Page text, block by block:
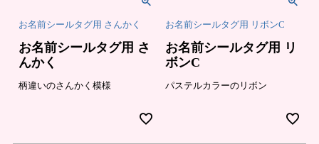
お名前シールタグ用 さんかく
お名前シールタグ用 さ
んかく
柄違いのさんかく模様
お名前シールタグ用 リボンC
お名前シールタグ用 リ
ボンC
パステルカラーのリボン